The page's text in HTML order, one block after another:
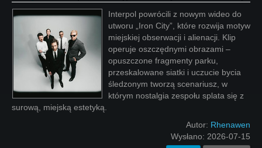
Interpol powrócili z nowym wideo do
utworu „Iron City”, które rozwija motyw
miejskiej obserwacji i alienacji. Klip
operuje oszczędnymi obrazami –
opuszczone fragmenty parku,
przeskalowane siatki i uczucie bycia
śledzonym tworzą scenariusz, w
którym nostalgia zespołu splata się z
surową, miejską estetyką.
Autor: Rhenawen
Wysłano: 2026-07-15